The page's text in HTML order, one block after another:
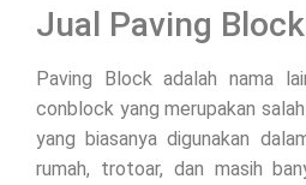
Jual Paving
Paving Block adalah nama
conblock yang merupakan
yang biasanya digunakan
rumah, trotoar, dan masih